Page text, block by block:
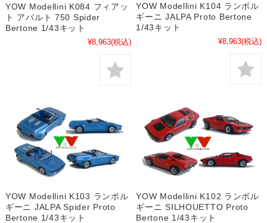
YOW Modellini K084 フィアッ
ト アバルト 750 Spider
Bertone 1/43キット
¥8,963(税込)
YOW Modellini K104 ランボル
ギーニ JALPA Proto Bertone
1/43キット
¥8,963(税込)
YOW Modellini K103 ランボル
ギーニ JALPA Spider Proto
Bertone 1/43キット
YOW Modellini K102 ランボル
ギーニ SILHOUETTO Proto
Bertone 1/43キット